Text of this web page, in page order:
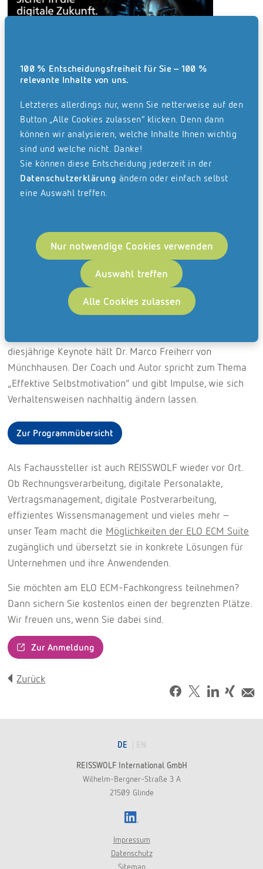
100 % Entscheidungsfreiheit für Sie – 100 %
relevante Inhalte von uns.
Letzteres allerdings nur, wenn Sie netterweise auf den
Button „Alle Cookies zulassen“ klicken. Denn dann
können wir analysieren, welche Inhalte Ihnen wichtig
sind und welche nicht. Danke!
Sie können diese Entscheidung jederzeit in der
Datenschutzerklärung ändern oder einfach selbst
eine Auswahl treffen.
Alle Cookies zulassen
Auswahl treffen
Nur notwendige Cookies verwenden
Am 20. März 2025 ist es wieder soweit – die Branche
trifft sich zum ELO ECM-Fachkongress, dem
Digitalisierungsevent für alle, die digital vorankommen
möchten.
Im Kultur- & Kongresszentrum Liederhalle in Stuttgart
Dokumentenmanagement mit KI-Tools, smarte
Unternehmensprozesse durch digitale Workflows oder
die nun geltende E-Rechnungspflicht. Innovationen im
Digitalisierungsbereich werden in spannenden Produkt-
Demos erlebbar und in praxisnahen Fachvorträgen
diesjährige Keynote hält Dr. Marco Freiherr von
Münchhausen. Der Coach und Autor spricht zum Thema
„Effektive Selbstmotivation“ und gibt Impulse, wie sich
Verhaltensweisen nachhaltig ändern lassen.
Zur Programmübersicht
Als Fachaussteller ist auch REISSWOLF wieder vor Ort.
Ob Rechnungsverarbeitung, digitale Personalakte,
Vertragsmanagement, digitale Postverarbeitung,
effizientes Wissensmanagement und vieles mehr –
unser Team macht die Möglichkeiten der ELO ECM Suite
zugänglich und übersetzt sie in konkrete Lösungen für
Unternehmen und ihre Anwendenden.
Sie möchten am ELO ECM-Fachkongress teilnehmen?
Dann sichern Sie kostenlos einen der begrenzten Plätze.
Wir freuen uns, wenn Sie dabei sind.
Zur Anmeldung
Zurück
Facebook
TweetLinkedIn
Share
DE EN
REISSWOLF International GmbH
Wilhelm-Bergner-Straße 3 A
21509 Glinde
Impressum
Datenschutz
Sitemap